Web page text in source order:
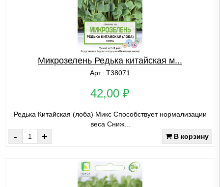
Микрозелень Редька китайская м...
Арт.: Т38071
42,00 ₽
Редька Китайская (лоба) Микс Способствует нормализации
веса Сниж...
- + В корзину